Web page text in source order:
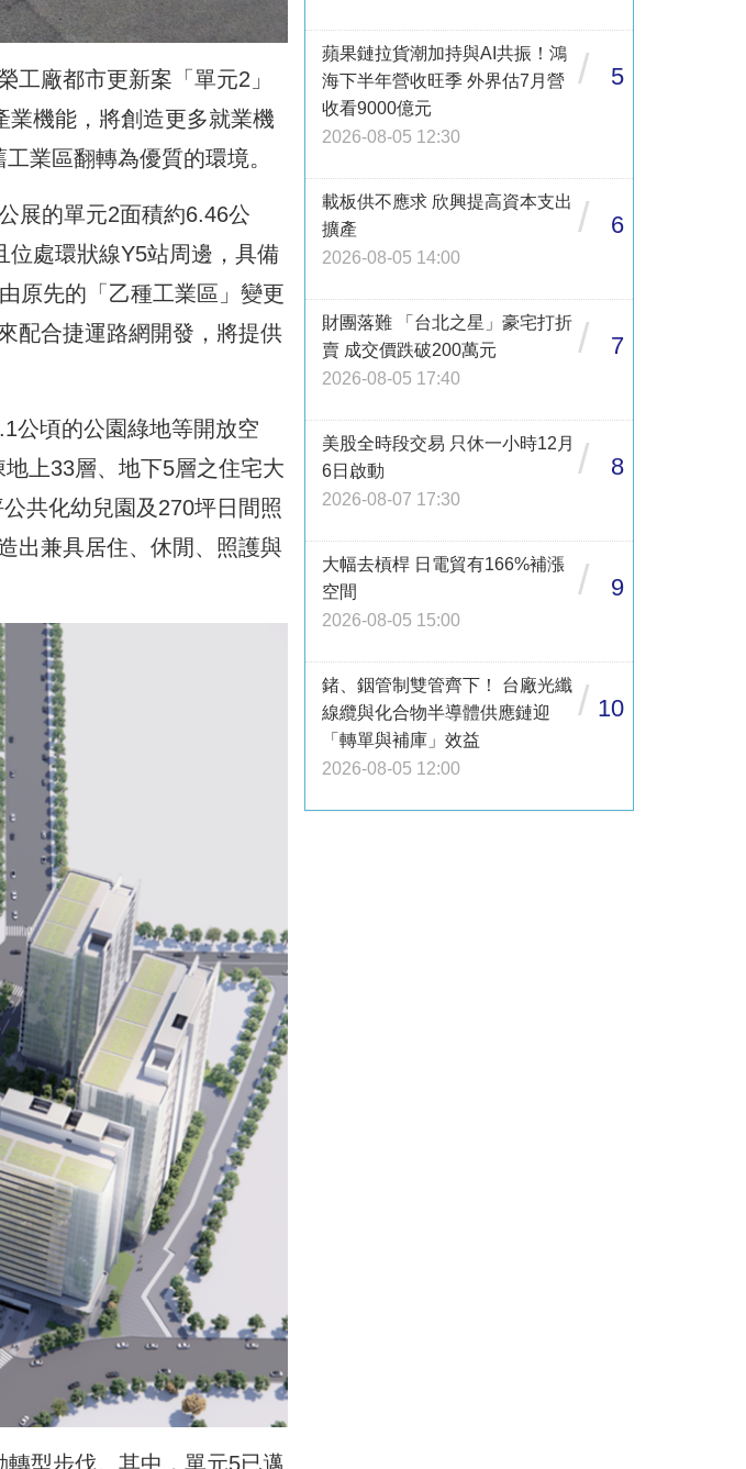
工廠都市更新案「單元2」
業機能，將創造更多就業機
業區翻轉為優質的環境。
展的單元2面積約6.46公
位處環狀線Y5站周邊，具備
原先的「乙種工業區」變更
配合捷運路網開發，將提供
公頃的公園綠地等開放空
上33層、地下5層之住宅大
共化幼兒園及270坪日間照
出兼具居住、休閒、照護與
型步伐。其中，單元5已邁
蘋果鏈拉貨潮加持與AI共振！鴻
海下半年營收旺季 外界估7月營
收看9000億元
2026-08-05 12:30
/ 5
載板供不應求 欣興提高資本支出
擴產
2026-08-05 14:00
/ 6
財團落難 「台北之星」豪宅打折
賣 成交價跌破200萬元
2026-08-05 17:40
/ 7
美股全時段交易 只休一小時12月
6日啟動
2026-08-07 17:30
/ 8
大幅去槓桿 日電貿有166%補漲
空間
2026-08-05 15:00
/ 9
鍺、銦管制雙管齊下！ 台廠光纖
線纜與化合物半導體供應鏈迎
「轉單與補庫」效益
2026-08-05 12:00
/ 10